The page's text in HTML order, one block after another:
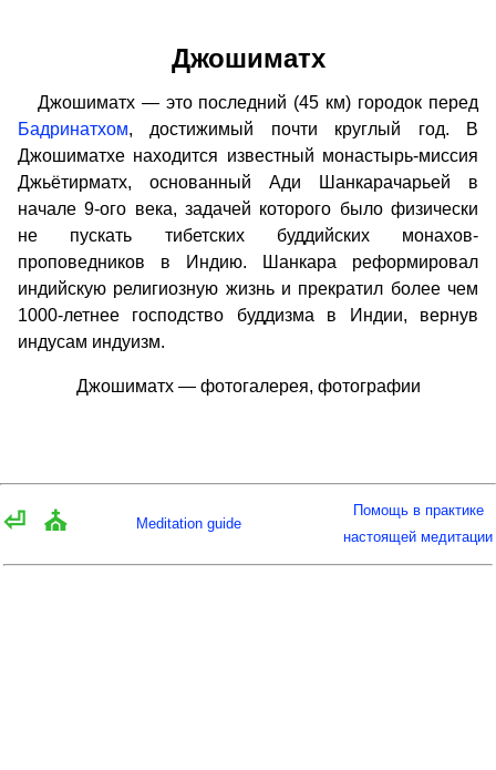
Джошиматх
Джошиматх — это последний (45 км) городок перед
Бадринатхом, достижимый почти круглый год. В
Джошиматхе находится известный монастырь-миссия
Джьётирматх, основанный Ади Шанкарачарьей в
начале 9-ого века, задачей которого было физически
не пускать тибетских буддийских монахов-
проповедников в Индию. Шанкара реформировал
индийскую религиозную жизнь и прекратил более чем
1000-летнее господство буддизма в Индии, вернув
индусам индуизм.
Джошиматх — фотогалерея, фотографии
⏎ ⛪ Meditation guide
Помощь в практике
настоящей медитации